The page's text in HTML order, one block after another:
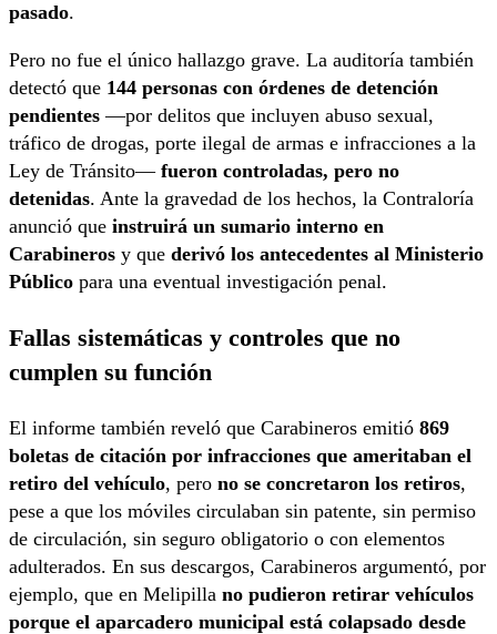
pasado.
Pero no fue el único hallazgo grave. La auditoría también
detectó que 144 personas con órdenes de detención
pendientes —por delitos que incluyen abuso sexual,
tráfico de drogas, porte ilegal de armas e infracciones a la
Ley de Tránsito— fueron controladas, pero no
detenidas. Ante la gravedad de los hechos, la Contraloría
anunció que instruirá un sumario interno en
Carabineros y que derivó los antecedentes al Ministerio
Público para una eventual investigación penal.
Fallas sistemáticas y controles que no
cumplen su función
El informe también reveló que Carabineros emitió 869
boletas de citación por infracciones que ameritaban el
retiro del vehículo, pero no se concretaron los retiros,
pese a que los móviles circulaban sin patente, sin permiso
de circulación, sin seguro obligatorio o con elementos
adulterados. En sus descargos, Carabineros argumentó, por
ejemplo, que en Melipilla no pudieron retirar vehículos
porque el aparcadero municipal está colapsado desde